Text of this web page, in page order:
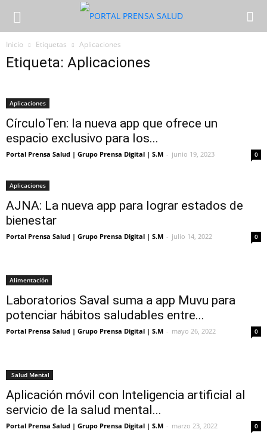
Inicio Etiquetas Aplicaciones
Etiqueta: Aplicaciones
Aplicaciones
CírculoTen: la nueva app que ofrece un
espacio exclusivo para los...
Portal Prensa Salud | Grupo Prensa Digital | S.M - junio 19, 2023 0
Aplicaciones
AJNA: La nueva app para lograr estados de
bienestar
Portal Prensa Salud | Grupo Prensa Digital | S.M - julio 14, 2022 0
Alimentación
Laboratorios Saval suma a app Muvu para
potenciar hábitos saludables entre...
Portal Prensa Salud | Grupo Prensa Digital | S.M - mayo 26, 2022 0
Salud Mental
Aplicación móvil con Inteligencia artificial al
servicio de la salud mental...
Portal Prensa Salud | Grupo Prensa Digital | S.M - marzo 23, 2022 0